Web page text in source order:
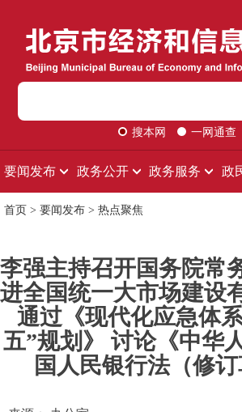
搜本网 一网通查
要闻发布 政务公开 政务服务 政
首页 > 要闻发布 > 热点聚焦
李强主持召开国务院常
进全国统一大市场建设
通过《现代化应急体
五”规划》 讨论《中华
国人民银行法（修订